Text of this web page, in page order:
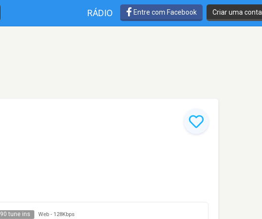
RÁDIO Entre com Facebook Criar uma conta
90 tune ins Web - 128Kbps